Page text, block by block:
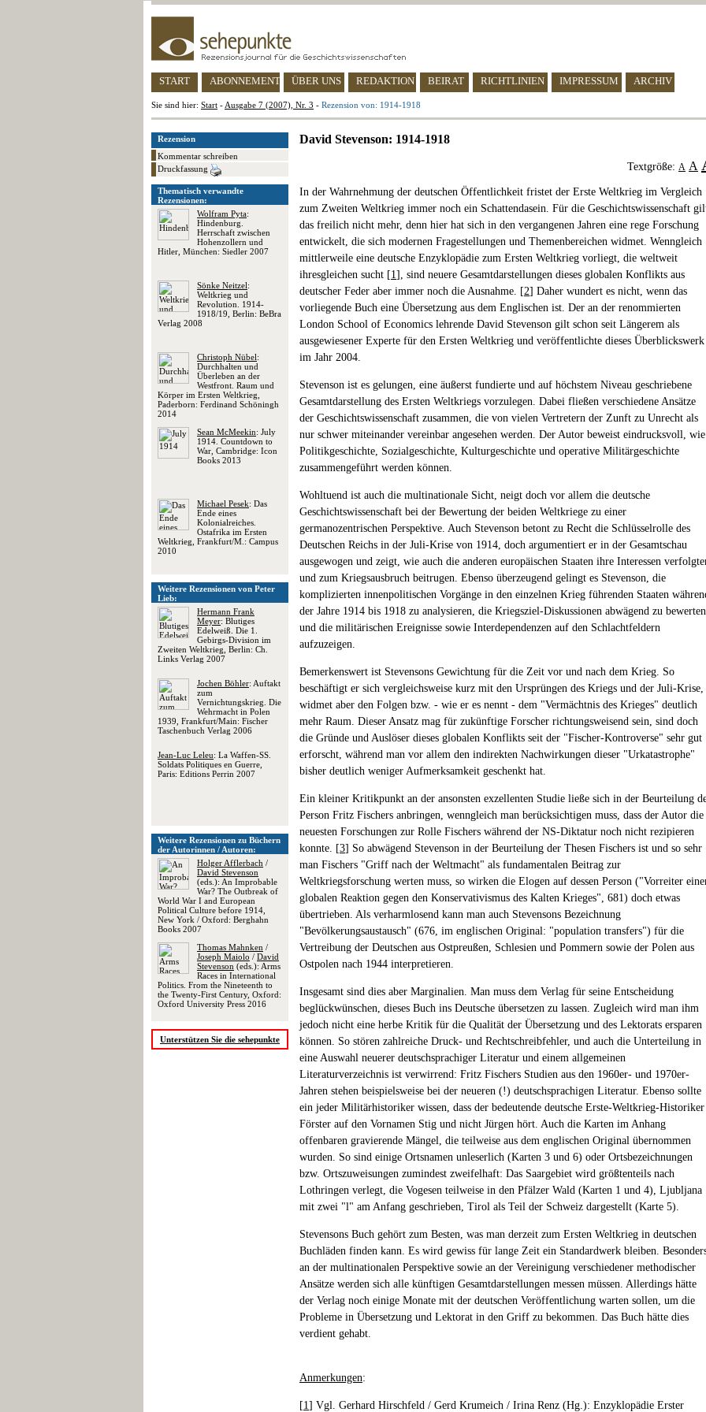
START ABONNEMENT ÜBER UNS REDAKTION BEIRAT RICHTLINIEN IMPRESSUM ARCHIV
Sie sind hier: Start - Ausgabe 7 (2007), Nr. 3 - Rezension von: 1914-1918
Rezension
Kommentar schreiben
Druckfassung
Thematisch verwandte
Rezensionen:
Wolfram Pyta:
Hindenburg.
Herrschaft zwischen
Hohenzollern und
Hitler, München: Siedler 2007
Sönke Neitzel:
Weltkrieg und
Revolution. 1914-
1918/19, Berlin: BeBra
Verlag 2008
Christoph Nübel:
Durchhalten und
Überleben an der
Westfront. Raum und
Körper im Ersten Weltkrieg,
Paderborn: Ferdinand Schöningh
2014
Sean McMeekin: July
1914. Countdown to
War, Cambridge: Icon
Books 2013
Michael Pesek: Das
Ende eines
Kolonialreiches.
Ostafrika im Ersten
Weltkrieg, Frankfurt/M.: Campus
2010
Weitere Rezensionen von Peter
Lieb:
Hermann Frank
Meyer: Blutiges
Edelweiß. Die 1.
Gebirgs-Division im
Zweiten Weltkrieg, Berlin: Ch.
Links Verlag 2007
Jochen Böhler: Auftakt
zum
Vernichtungskrieg. Die
Wehrmacht in Polen
1939, Frankfurt/Main: Fischer
Taschenbuch Verlag 2006
Jean-Luc Leleu: La Waffen-SS.
Soldats Politiques en Guerre,
Paris: Editions Perrin 2007
Weitere Rezensionen zu Büchern
der Autorinnen / Autoren:
Holger Afflerbach /
David Stevenson
(eds.): An Improbable
War? The Outbreak of
World War I and European
Political Culture before 1914,
New York / Oxford: Berghahn
Books 2007
Thomas Mahnken /
Joseph Maiolo / David
Stevenson (eds.): Arms
Races in International
Politics. From the Nineteenth to
the Twenty-First Century, Oxford:
Oxford University Press 2016
Unterstützen Sie die sehepunkte
David Stevenson: 1914-1918
Textgröße: A A
In der Wahrnehmung der deutschen Öffentlichkeit fristet der Erste Weltkrieg im Vergleich
zum Zweiten Weltkrieg immer noch ein Schattendasein. Für die Geschichtswissenschaft
das freilich nicht mehr, denn hier hat sich in den vergangenen Jahren eine rege Forschung
entwickelt, die sich modernen Fragestellungen und Themenbereichen widmet. Wenngleich
mittlerweile eine deutsche Enzyklopädie zum Ersten Weltkrieg vorliegt, die weltweit
ihresgleichen sucht [1], sind neuere Gesamtdarstellungen dieses globalen Konflikts aus
deutscher Feder aber immer noch die Ausnahme. [2] Daher wundert es nicht, wenn das
vorliegende Buch eine Übersetzung aus dem Englischen ist. Der an der renommierten
London School of Economics lehrende David Stevenson gilt schon seit Längerem als
ausgewiesener Experte für den Ersten Weltkrieg und veröffentlichte dieses Überblickswerk
im Jahr 2004.
Stevenson ist es gelungen, eine äußerst fundierte und auf höchstem Niveau geschriebene
Gesamtdarstellung des Ersten Weltkriegs vorzulegen. Dabei fließen verschiedene Ansätze
der Geschichtswissenschaft zusammen, die von vielen Vertretern der Zunft zu Unrecht als
nur schwer miteinander vereinbar angesehen werden. Der Autor beweist eindrucksvoll, wie
Politikgeschichte, Sozialgeschichte, Kulturgeschichte und operative Militärgeschichte
zusammengeführt werden können.
Wohltuend ist auch die multinationale Sicht, neigt doch vor allem die deutsche
Geschichtswissenschaft bei der Bewertung der beiden Weltkriege zu einer
germanozentrischen Perspektive. Auch Stevenson betont zu Recht die Schlüsselrolle des
Deutschen Reichs in der Juli-Krise von 1914, doch argumentiert er in der Gesamtschau
ausgewogen und zeigt, wie auch die anderen europäischen Staaten ihre Interessen
und zum Kriegsausbruch beitrugen. Ebenso überzeugend gelingt es Stevenson, die
komplizierten innenpolitischen Vorgänge in den einzelnen Krieg führenden Staaten
der Jahre 1914 bis 1918 zu analysieren, die Kriegsziel-Diskussionen abwägend zu bewerten
und die militärischen Ereignisse sowie Interdependenzen auf den Schlachtfeldern
aufzuzeigen.
Bemerkenswert ist Stevensons Gewichtung für die Zeit vor und nach dem Krieg. So
beschäftigt er sich vergleichsweise kurz mit den Ursprüngen des Kriegs und der Juli-Krise,
widmet aber den Folgen bzw. - wie er es nennt - dem "Vermächtnis des Krieges" deutlich
mehr Raum. Dieser Ansatz mag für zukünftige Forscher richtungsweisend sein, sind doch
die Gründe und Auslöser dieses globalen Konflikts seit der "Fischer-Kontroverse" sehr gut
erforscht, während man vor allem den indirekten Nachwirkungen dieser "Urkatastrophe"
bisher deutlich weniger Aufmerksamkeit geschenkt hat.
Ein kleiner Kritikpunkt an der ansonsten exzellenten Studie ließe sich in der Beurteilung
Person Fritz Fischers anbringen, wenngleich man berücksichtigen muss, dass der Autor die
neuesten Forschungen zur Rolle Fischers während der NS-Diktatur noch nicht rezipieren
konnte. [3] So abwägend Stevenson in der Beurteilung der Thesen Fischers ist und so sehr
man Fischers "Griff nach der Weltmacht" als fundamentalen Beitrag zur
Weltkriegsforschung werten muss, so wirken die Elogen auf dessen Person ("Vorreiter
globalen Reaktion gegen den Konservativismus des Kalten Krieges", 681) doch etwas
übertrieben. Als verharmlosend kann man auch Stevensons Bezeichnung
"Bevölkerungsaustausch" (676, im englischen Original: "population transfers") für die
Vertreibung der Deutschen aus Ostpreußen, Schlesien und Pommern sowie der Polen aus
Ostpolen nach 1944 interpretieren.
Insgesamt sind dies aber Marginalien. Man muss dem Verlag für seine Entscheidung
beglückwünschen, dieses Buch ins Deutsche übersetzen zu lassen. Zugleich wird man ihm
jedoch nicht eine herbe Kritik für die Qualität der Übersetzung und des Lektorats ersparen
können. So stören zahlreiche Druck- und Rechtschreibfehler, und auch die Unterteilung in
eine Auswahl neuerer deutschsprachiger Literatur und einem allgemeinen
Literaturverzeichnis ist verwirrend: Fritz Fischers Studien aus den 1960er- und 1970er-
Jahren stehen beispielsweise bei der neueren (!) deutschsprachigen Literatur. Ebenso sollte
ein jeder Militärhistoriker wissen, dass der bedeutende deutsche Erste-Weltkrieg-Historiker
Förster auf den Vornamen Stig und nicht Jürgen hört. Auch die Karten im Anhang
offenbaren gravierende Mängel, die teilweise aus dem englischen Original übernommen
wurden. So sind einige Ortsnamen unleserlich (Karten 3 und 6) oder Ortsbezeichnungen
bzw. Ortszuweisungen zumindest zweifelhaft: Das Saargebiet wird größtenteils nach
Lothringen verlegt, die Vogesen teilweise in den Pfälzer Wald (Karten 1 und 4), Ljubljana
mit zwei "l" am Anfang geschrieben, Tirol als Teil der Schweiz dargestellt (Karte 5).
Stevensons Buch gehört zum Besten, was man derzeit zum Ersten Weltkrieg in deutschen
Buchläden finden kann. Es wird gewiss für lange Zeit ein Standardwerk bleiben.
an der multinationalen Perspektive sowie an der Vereinigung verschiedener methodischer
Ansätze werden sich alle künftigen Gesamtdarstellungen messen müssen. Allerdings hätte
der Verlag noch einige Monate mit der deutschen Veröffentlichung warten sollen, um die
Probleme in Übersetzung und Lektorat in den Griff zu bekommen. Das Buch hätte dies
verdient gehabt.
Anmerkungen:
[1] Vgl. Gerhard Hirschfeld / Gerd Krumeich / Irina Renz (Hg.): Enzyklopädie Erster